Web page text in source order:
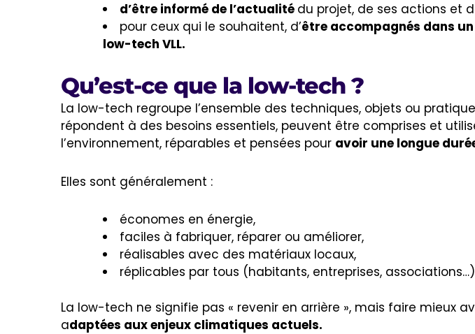
d’être informé de l’actualité du projet, de ses actions et
pour ceux qui le souhaitent, d’être accompagnés dans
low-tech VLL.
Qu’est-ce que la low-tech ?
La low-tech regroupe l’ensemble des techniques, objets ou
répondent à des besoins essentiels, peuvent être comprises et
l’environnement, réparables et pensées pour avoir une longue
Elles sont généralement :
économes en énergie,
faciles à fabriquer, réparer ou améliorer,
réalisables avec des matériaux locaux,
réplicables par tous (habitants, entreprises,
La low-tech ne signifie pas « revenir en arrière », mais faire mieux
adaptées aux enjeux climatiques actuels.